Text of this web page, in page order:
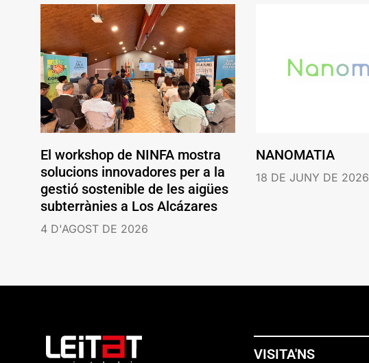
El workshop de NINFA mostra
solucions innovadores per a la
gestió sostenible de les aigües
subterrànies a Los Alcázares
4 D'AGOST DE 2026
NANOMATIA
18 DE JUNY DE 2026
VISITA'NS